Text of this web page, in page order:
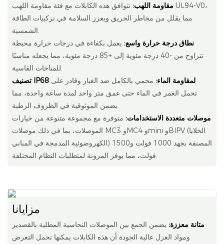
مقاومة اللهب: تتوافق هذه الكابلات مع فئة مقاومة اللهب UL94-V0،
مما يقلل من مخاطر الحريق ويعزز السلامة في تركيبات الطاقة
الشمسية.
نطاق درجة حرارة واسع: يعمل بكفاءة في درجات حرارة محيطة
تتراوح من -40 درجة مئوية إلى +85 درجة مئوية، مما يجعله مناسبًا
للمناخات القاسية.
تصنيف IP68 لمقاومة الماء: محمي بالكامل ضد الغبار وقادر على
تحمل الغمر في الماء حتى عمق متر واحد لمدة ساعة واحدة، مما
يضمن الموثوقية في الظروف الرطبة.
موصلات متعددة الاستخدامات: متوفرة مع مجموعة متنوعة من خيارات
الموصلات، بما في ذلك موصلات MC3 وMC4 وmini وBIPV (الخلايا
الكهروضوئية المدمجة في المباني) المصنفة بجهد 1000 فولت و1500
فولت، مما يوفر المرونة لمتطلبات النظام المختلفة.
مزايانا
متانة معززة: يضمن الجمع بين الموصلات النحاسية المطلية بالقصدير
ومواد العزل عالية الجودة أن هذه الكابلات يمكنها تحمل التعرض